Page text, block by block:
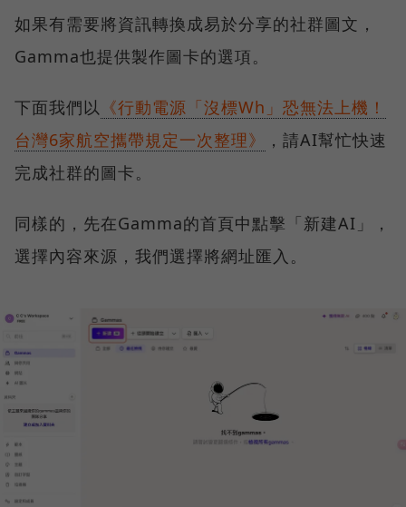
如果有需要將資訊轉換成易於分享的社群圖文，
Gamma也提供製作圖卡的選項。
下面我們以 《行動電源「沒標Wh」恐無法上機！
台灣6家航空攜帶規定一次整理》
，請AI幫忙快速
完成社群的圖卡。
同樣的，先在Gamma的首頁中點擊「新建AI」，
選擇內容來源，我們選擇將網址匯入。